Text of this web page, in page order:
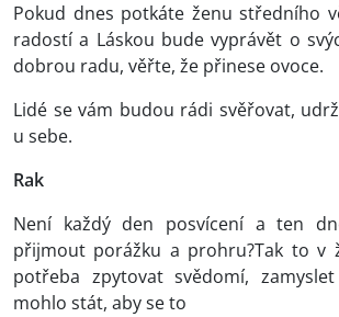
Pokud dnes potkáte ženu středního
radostí a Láskou bude vyprávět o
dobrou radu, věřte, že přinese ovoce.
Lidé se vám budou rádi svěřovat,
u sebe.
Rak
Není každý den posvícení a ten
přijmout porážku a prohru?Tak to v
potřeba zpytovat svědomí,
mohlo stát, aby se to